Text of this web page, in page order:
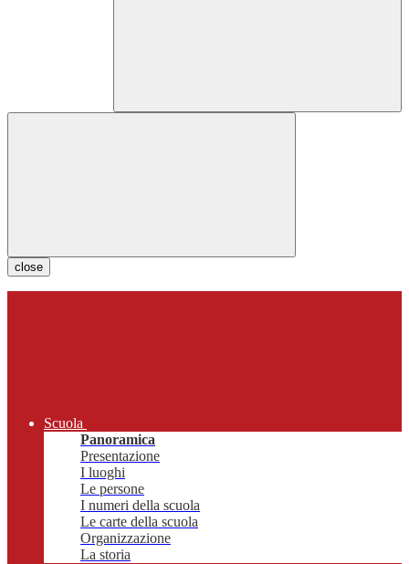
close
Scuola
Panoramica
Presentazione
I luoghi
Le persone
I numeri della scuola
Le carte della scuola
Organizzazione
La storia